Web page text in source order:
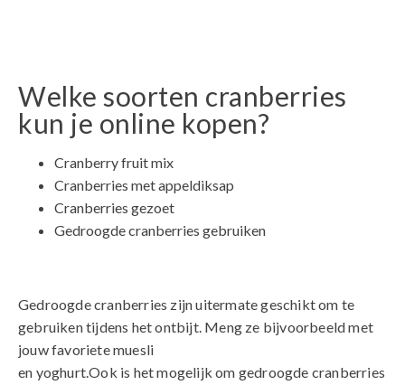
Welke soorten cranberries
kun je online kopen?
Cranberry fruit mix
Cranberries met appeldiksap
Cranberries gezoet
Gedroogde cranberries gebruiken
Gedroogde cranberries zijn uitermate geschikt om te
gebruiken tijdens het ontbijt. Meng ze bijvoorbeeld met
jouw favoriete muesli
en yoghurt.Ook is het mogelijk om gedroogde cranberries